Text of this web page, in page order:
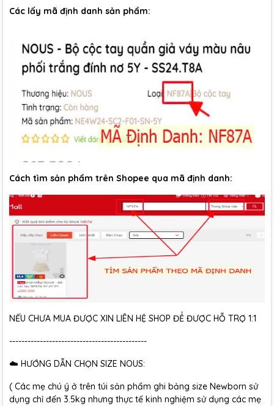
Các lấy mã định danh sản phẩm:
Cách tìm sản phẩm trên Shopee qua mã định danh:
NẾU CHƯA MUA ĐƯỢC XIN LIÊN HỆ SHOP ĐỂ ĐƯỢC HỖ TRỢ 1:1
---------------------------------------------
☁️ HƯỚNG DẪN CHỌN SIZE NOUS:
( Các mẹ chú ý ở trên túi sản phẩm ghi bảng size Newborn sử
dụng chỉ đến 3.5kg nhưng thực tế kinh nghiệm sử dụng các mẹ